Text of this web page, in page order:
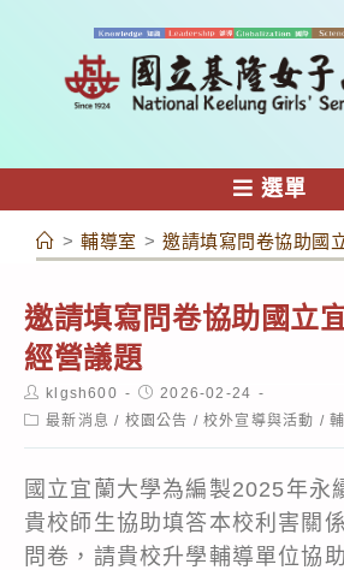
容
選單
> 輔導室 > 邀請填寫問卷協助國
邀請填寫問卷協助國立
經營議題
Post
author:
klgsh600
Post
published:
2026-02-24
Post最新消息 / 校園公告 / 校外宣導與活動 /
國立宜蘭大學為編製2025年永
貴校師生協助填答本校利害關
問卷，請貴校升學輔導單位協